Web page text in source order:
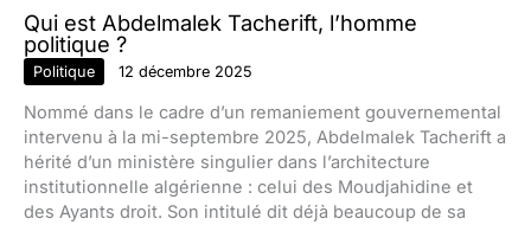
Qui est Abdelmalek Tacherift, l’homme
politique ?
Politique 12 décembre 2025
Nommé dans le cadre d’un remaniement gouvernemental
intervenu à la mi-septembre 2025, Abdelmalek Tacherift a
hérité d’un ministère singulier dans l’architecture
institutionnelle algérienne : celui des Moudjahidine et
des Ayants droit. Son intitulé dit déjà beaucoup de sa